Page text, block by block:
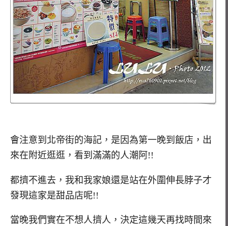
會注意到北帝街的海記，是因為第一晚到飯店，出
來在附近逛逛，看到滿滿的人潮阿!!
都擠不進去，我和我家娘還是站在外圍伸長脖子才
發現這家是甜品店呢!!
當晚我們實在不想人擠人，決定這幾天再找時間來